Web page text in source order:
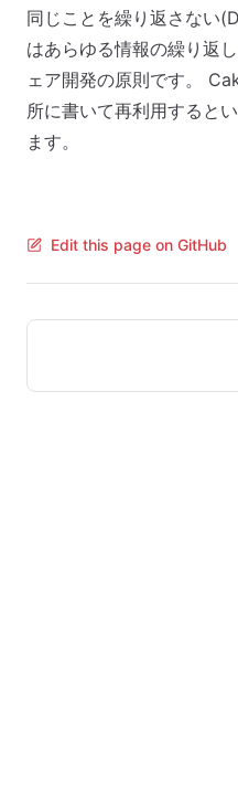
同じことを繰り返さない
はあらゆる情報の繰り返
ェア開発の原則です。
所に書いて再利用すると
ます。
Edit this page on GitHub
Pager